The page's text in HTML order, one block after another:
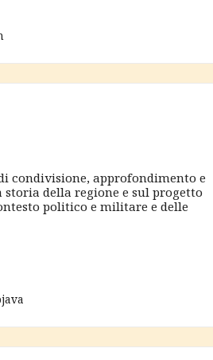
condivisione, approfondimento e
della regione e sul progetto
politico e militare e delle